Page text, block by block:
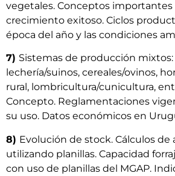
vegetales. Conceptos importantes
crecimiento exitoso. Ciclos
época del año y las condiciones
7) Sistemas de producción mixtos:
lechería/suinos, cereales/ovinos,
rural, lombricultura/cunicultura,
Concepto. Reglamentaciones
su uso. Datos económicos en
8) Evolución de stock. Cálculos
utilizando planillas. Capacidad
con uso de planillas del MGAP.